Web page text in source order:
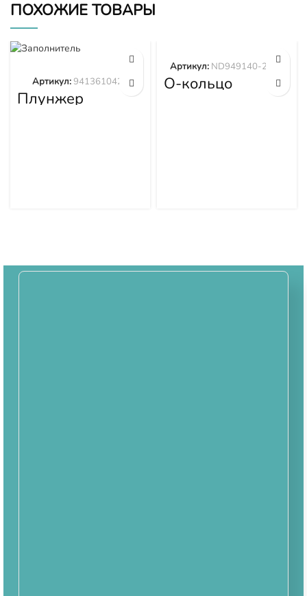
ПОХОЖИЕ ТОВАРЫ
Плунжер
9413610423
Артикул:9413610423 О-кольцо
ND949140-2570
Артикул: ND949140-2570